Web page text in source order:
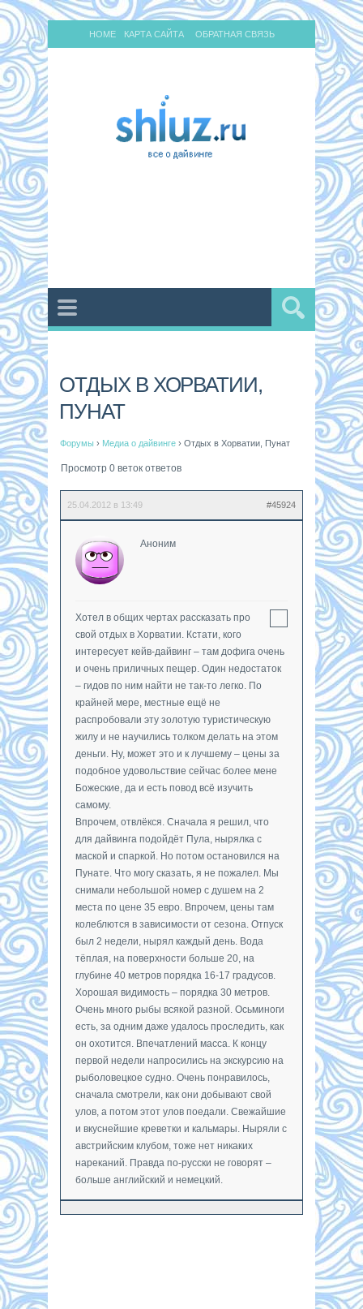
HOME КАРТА САЙТА ОБРАТНАЯ СВЯЗЬ
ОТДЫХ В ХОРВАТИИ,
ПУНАТ
Форумы › Медиа о дайвинге › Отдых в Хорватии, Пунат
Просмотр 0 веток ответов
25.04.2012 в 13:49 #45924
Аноним
Хотел в общих чертах рассказать про
свой отдых в Хорватии. Кстати, кого
интересует кейв-дайвинг – там дофига очень
и очень приличных пещер. Один недостаток
– гидов по ним найти не так-то легко. По
крайней мере, местные ещё не
распробовали эту золотую туристическую
жилу и не научились толком делать на этом
деньги. Ну, может это и к лучшему – цены за
подобное удовольствие сейчас более мене
Божеские, да и есть повод всё изучить
самому.
Впрочем, отвлёкся. Сначала я решил, что
для дайвинга подойдёт Пула, нырялка с
маской и спаркой. Но потом остановился на
Пунате. Что могу сказать, я не пожалел. Мы
снимали небольшой номер с душем на 2
места по цене 35 евро. Впрочем, цены там
колеблются в зависимости от сезона. Отпуск
был 2 недели, нырял каждый день. Вода
тёплая, на поверхности больше 20, на
глубине 40 метров порядка 16-17 градусов.
Хорошая видимость – порядка 30 метров.
Очень много рыбы всякой разной. Осьминоги
есть, за одним даже удалось проследить, как
он охотится. Впечатлений масса. К концу
первой недели напросились на экскурсию на
рыболовецкое судно. Очень понравилось,
сначала смотрели, как они добывают свой
улов, а потом этот улов поедали. Свежайшие
и вкуснейшие креветки и кальмары. Ныряли с
австрийским клубом, тоже нет никаких
нареканий. Правда по-русски не говорят –
больше английский и немецкий.